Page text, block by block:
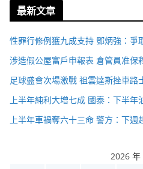
最新文章
性罪行修例獲九成支持 鄧炳強：爭
涉造假公屋富戶申報表 倉管員准保
足球盛會次場激戰 祖雲達斯挫車路
上半年純利大增七成 國泰：下半年
上半年車禍奪六十三命 警方：下週
2026 年